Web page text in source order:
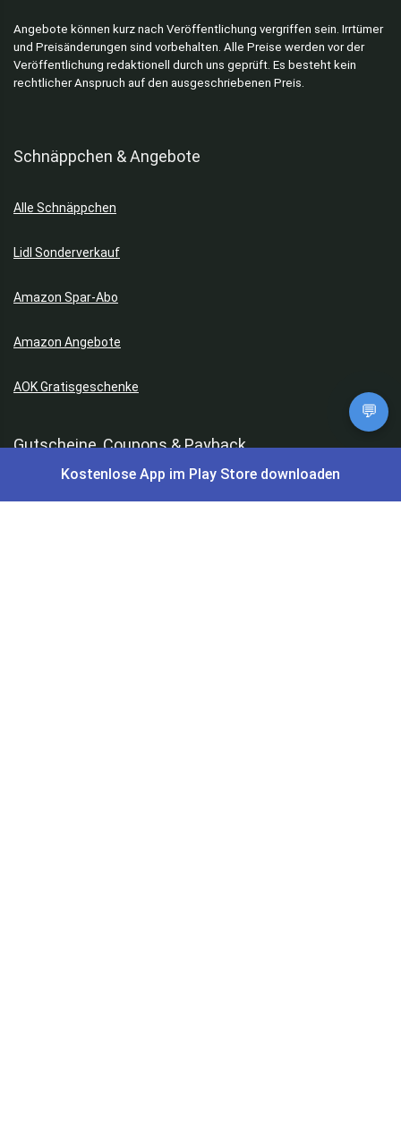
Angebote können kurz nach Veröffentlichung vergriffen sein. Irrtümer
und Preisänderungen sind vorbehalten. Alle Preise werden vor der
Veröffentlichung redaktionell durch uns geprüft. Es besteht kein
rechtlicher Anspruch auf den ausgeschriebenen Preis.
Schnäppchen & Angebote
Alle Schnäppchen
Lidl Sonderverkauf
Amazon Spar-Abo
Amazon Angebote
AOK Gratisgeschenke
Gutscheine, Coupons & Payback
💬
Kostenlose App im Play Store downloaden